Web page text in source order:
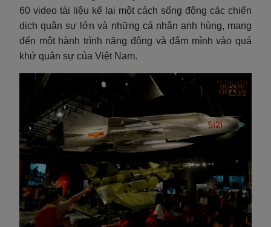
60 video tài liệu kể lại một cách sống động các chiến
dịch quân sự lớn và những cá nhân anh hùng, mang
đến một hành trình năng động và đắm mình vào quá
khứ quân sự của Việt Nam.